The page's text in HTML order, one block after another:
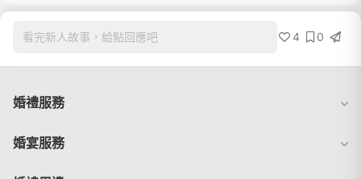
看完新人故事，給點回應吧 4 0
婚禮服務
婚宴服務